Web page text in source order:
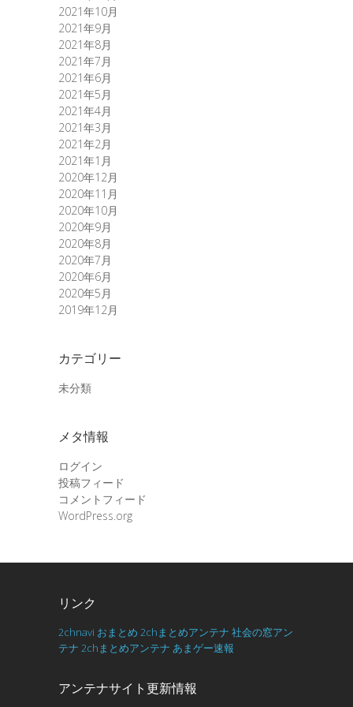
2021年10月
2021年9月
2021年8月
2021年7月
2021年6月
2021年5月
2021年4月
2021年3月
2021年2月
2021年1月
2020年12月
2020年11月
2020年10月
2020年9月
2020年8月
2020年7月
2020年6月
2020年5月
2019年12月
カテゴリー
未分類
メタ情報
ログイン
投稿フィード
コメントフィード
WordPress.org
リンク
2chnavi おまとめ 2chまとめアンテナ 社会の窓アン
テナ 2chまとめアンテナ あまゲー速報
アンテナサイト更新情報